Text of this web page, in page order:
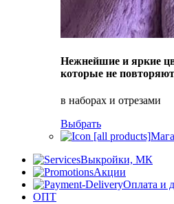
Нежнейшие и яркие
которые не
в наборах и отрезами
Выбрать
Выкройки, МК
Акции
Оплата и
ОПТ